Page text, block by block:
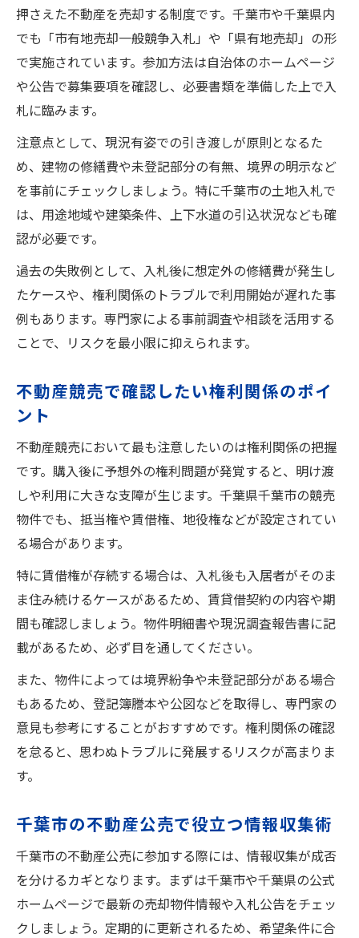
押さえた不動産を売却する制度です。千葉市や千葉県内
でも「市有地売却一般競争入札」や「県有地売却」の形
で実施されています。参加方法は自治体のホームページ
や公告で募集要項を確認し、必要書類を準備した上で入
札に臨みます。
注意点として、現況有姿での引き渡しが原則となるた
め、建物の修繕費や未登記部分の有無、境界の明示など
を事前にチェックしましょう。特に千葉市の土地入札で
は、用途地域や建築条件、上下水道の引込状況なども確
認が必要です。
過去の失敗例として、入札後に想定外の修繕費が発生し
たケースや、権利関係のトラブルで利用開始が遅れた事
例もあります。専門家による事前調査や相談を活用する
ことで、リスクを最小限に抑えられます。
不動産競売で確認したい権利関係のポイ
ント
不動産競売において最も注意したいのは権利関係の把握
です。購入後に予想外の権利問題が発覚すると、明け渡
しや利用に大きな支障が生じます。千葉県千葉市の競売
物件でも、抵当権や賃借権、地役権などが設定されてい
る場合があります。
特に賃借権が存続する場合は、入札後も入居者がそのま
ま住み続けるケースがあるため、賃貸借契約の内容や期
間も確認しましょう。物件明細書や現況調査報告書に記
載があるため、必ず目を通してください。
また、物件によっては境界紛争や未登記部分がある場合
もあるため、登記簿謄本や公図などを取得し、専門家の
意見も参考にすることがおすすめです。権利関係の確認
を怠ると、思わぬトラブルに発展するリスクが高まりま
す。
千葉市の不動産公売で役立つ情報収集術
千葉市の不動産公売に参加する際には、情報収集が成否
を分けるカギとなります。まずは千葉市や千葉県の公式
ホームページで最新の売却物件情報や入札公告をチェッ
クしましょう。定期的に更新されるため、希望条件に合